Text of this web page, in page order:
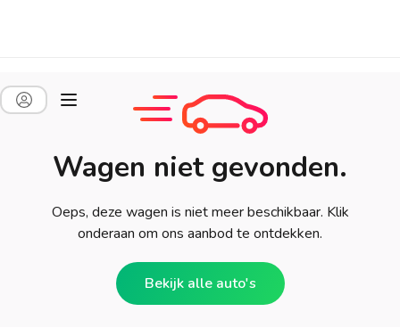
Wagen niet gevonden.
Oeps, deze wagen is niet meer beschikbaar. Klik
onderaan om ons aanbod te ontdekken.
Bekijk alle auto's